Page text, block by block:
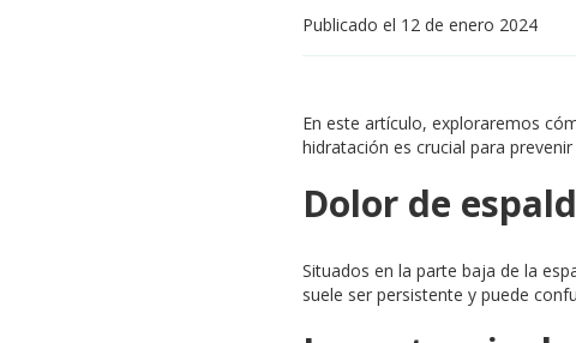
Publicado el 12 de enero 2024
En este artículo, exploraremos
hidratación es crucial para
Dolor de
Situados en la parte baja de la
suele ser persistente y puede